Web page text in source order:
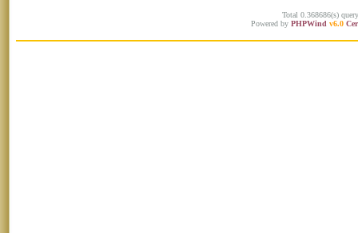
Total 0.368686(s)
Powered by PHPWind v6.0